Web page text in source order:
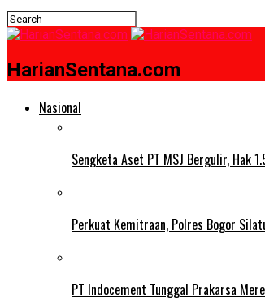
HarianSentana.com
Nasional
Sengketa Aset PT MSJ Bergulir, Hak
Perkuat Kemitraan, Polres Bogor
PT Indocement Tunggal Prakarsa